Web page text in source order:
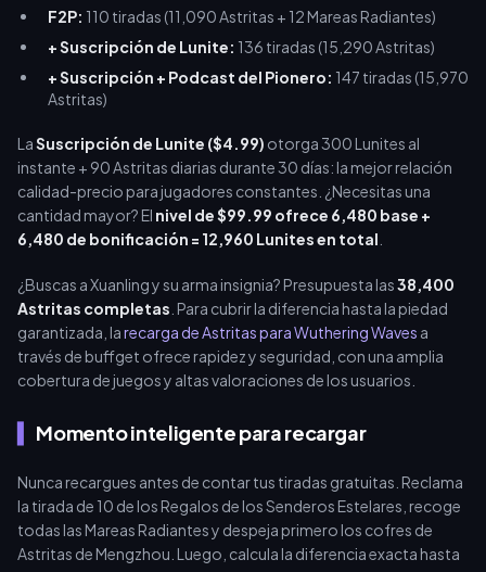
F2P: 110 tiradas (11,090 Astritas + 12 Mareas Radiantes)
+ Suscripción de Lunite: 136 tiradas (15,290 Astritas)
+ Suscripción + Podcast del Pionero: 147 tiradas (15,970
Astritas)
LaSuscripción de Lunite ($4.99) otorga 300 Lunites al
instante + 90 Astritas diarias durante 30 días: la mejor relación
calidad-precio para jugadores constantes. ¿Necesitas una
cantidad mayor? El nivel de $99.99 ofrece 6,480 base +
6,480 de bonificación = 12,960 Lunites en total
¿Buscas a Xuanling y su arma insignia? Presupuesta las38,400
Astritas completas . Para cubrir la diferencia hasta la piedad
garantizada, larecarga de Astritas para Wuthering Waves a
través de buffget ofrece rapidez y seguridad, con una amplia
cobertura de juegos y altas valoraciones de los usuarios.
Momento inteligente para recargar
Nunca recargues antes de contar tus tiradas gratuitas. Reclama
la tirada de 10 de los Regalos de los Senderos Estelares, recoge
todas las Mareas Radiantes y despeja primero los cofres de
Astritas de Mengzhou. Luego, calcula la diferencia exacta hasta